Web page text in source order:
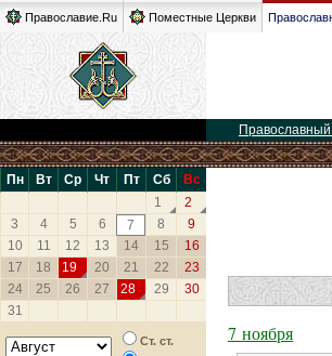
Православие.Ru Поместные Церкви
Пн Вт Ср Чт Пт Сб
Вс
1
2
3
4 5 6 7 8
9
10
11 12 13 14 15
16
17
18 19 20 21 22
23
24
25 26 27 28 29
30
31
Ст. ст.
7 ноября